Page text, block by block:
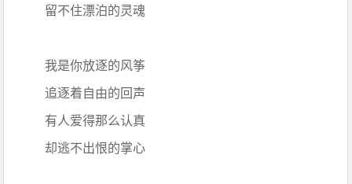
留不住漂泊的灵魂
我是你放逐的风筝
追逐着自由的回声
有人爱得那么认真
却逃不出恨的掌心